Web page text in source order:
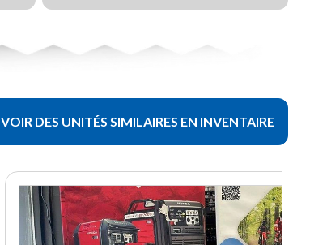
VOIR DES UNITÉS SIMILAIRES EN INVENTAIRE